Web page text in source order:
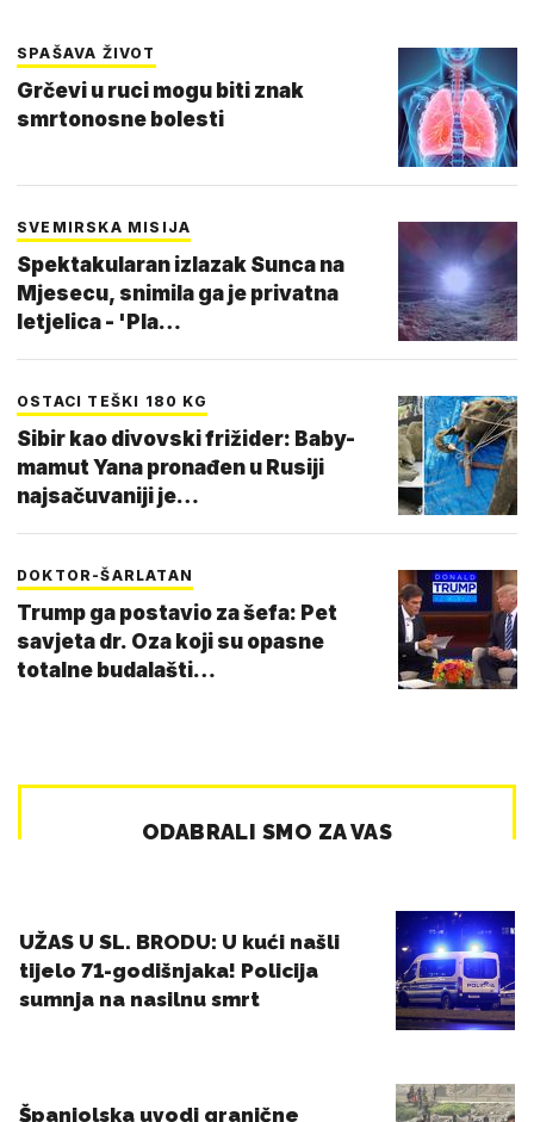
SPAŠAVA ŽIVOT
Grčevi u ruci mogu biti znak
smrtonosne bolesti
SVEMIRSKA MISIJA
Spektakularan izlazak Sunca na
Mjesecu, snimila ga je privatna
letjelica - 'Pla…
OSTACI TEŠKI 180 KG
Sibir kao divovski frižider: Baby-
mamut Yana pronađen u Rusiji
najsačuvaniji je…
DOKTOR-ŠARLATAN
Trump ga postavio za šefa: Pet
savjeta dr. Oza koji su opasne
totalne budalašti…